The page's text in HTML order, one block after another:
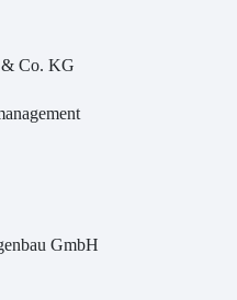
Co. KG
GmbH